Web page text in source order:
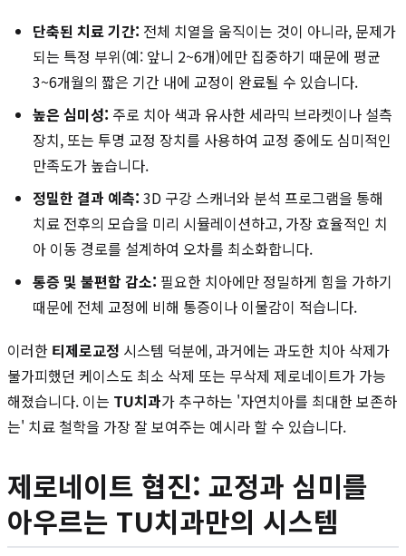
단축된 치료 기간: 전체 치열을 움직이는 것이 아니라, 문제가
되는 특정 부위(예: 앞니 2~6개)에만 집중하기 때문에 평균
3~6개월의 짧은 기간 내에 교정이 완료될 수 있습니다.
높은 심미성: 주로 치아 색과 유사한 세라믹 브라켓이나 설측
장치, 또는 투명 교정 장치를 사용하여 교정 중에도 심미적인
만족도가 높습니다.
정밀한 결과 예측: 3D 구강 스캐너와 분석 프로그램을 통해
치료 전후의 모습을 미리 시뮬레이션하고, 가장 효율적인 치
아 이동 경로를 설계하여 오차를 최소화합니다.
통증 및 불편함 감소: 필요한 치아에만 정밀하게 힘을 가하기
때문에 전체 교정에 비해 통증이나 이물감이 적습니다.
이러한 티제로교정 시스템 덕분에, 과거에는 과도한 치아 삭제가
불가피했던 케이스도 최소 삭제 또는 무삭제 제로네이트가 가능
해졌습니다. 이는 TU치과가 추구하는 '자연치아를 최대한 보존하
는' 치료 철학을 가장 잘 보여주는 예시라 할 수 있습니다.
제로네이트 협진: 교정과 심미를
아우르는 TU치과만의 시스템